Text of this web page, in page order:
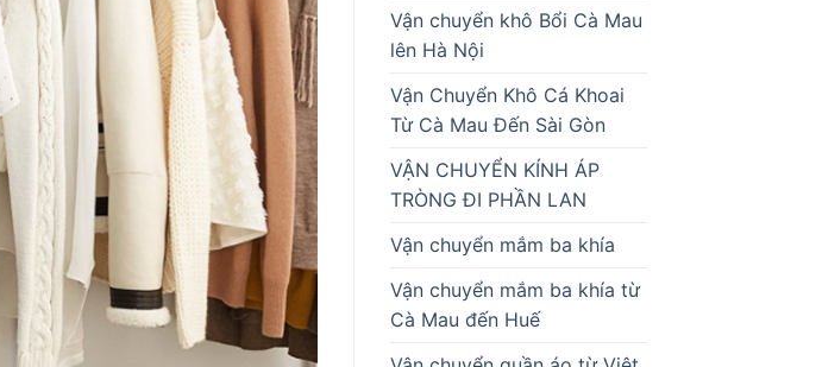
Vận chuyển khô Bổi Cà Mau
lên Hà Nội
Vận Chuyển Khô Cá Khoai
Từ Cà Mau Đến Sài Gòn
VẬN CHUYỂN KÍNH ÁP
TRÒNG ĐI PHẦN LAN
Vận chuyển mắm ba khía
Vận chuyển mắm ba khía từ
Cà Mau đến Huế